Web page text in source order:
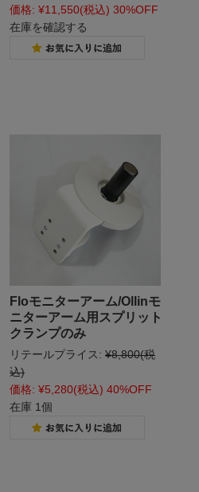
価格: ¥11,550(税込) 30%OFF
在庫を確認する
Floモニターアーム/Ollinモ
ニターアーム用スプリット
クランプのみ
リテールプライス: ¥8,800(税
込)
価格: ¥5,280(税込) 40%OFF
在庫 1個